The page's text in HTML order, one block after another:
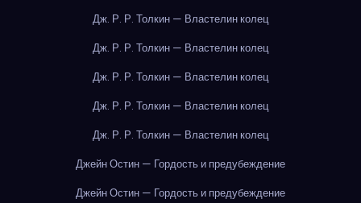
Дж. Р. Р. Толкин — Властелин колец
Дж. Р. Р. Толкин — Властелин колец
Дж. Р. Р. Толкин — Властелин колец
Дж. Р. Р. Толкин — Властелин колец
Дж. Р. Р. Толкин — Властелин колец
Джейн Остин — Гордость и предубеждение
Джейн Остин — Гордость и предубеждение